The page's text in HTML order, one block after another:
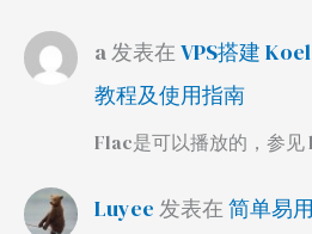
a发表在 VPS搭建
教程及使用指南
Flac是可以播放的，参
Luyee 发表在 简单易